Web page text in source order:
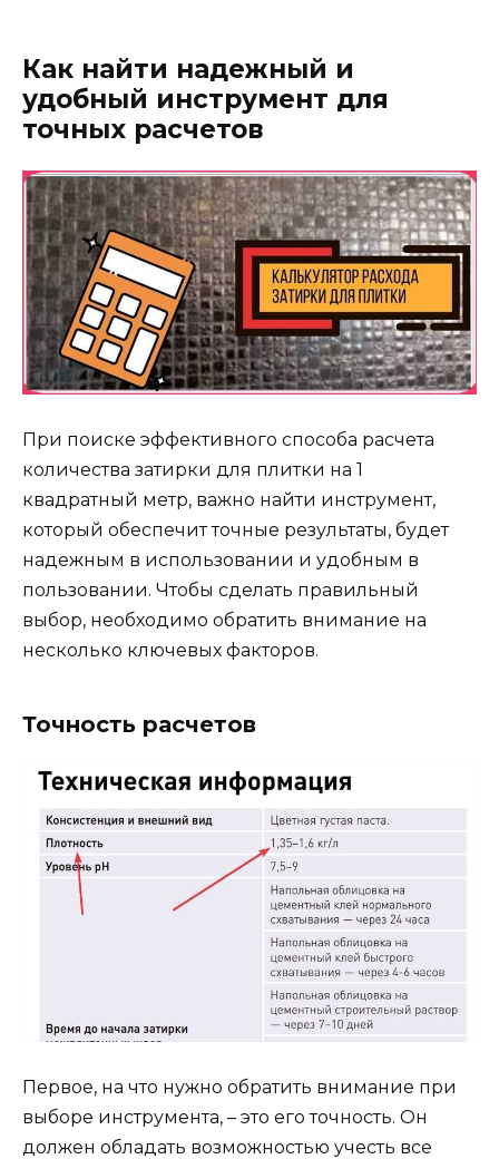
Как найти надежный и
удобный инструмент для
точных расчетов
При поиске эффективного способа расчета
количества затирки для плитки на 1
квадратный метр, важно найти инструмент,
который обеспечит точные результаты, будет
надежным в использовании и удобным в
пользовании. Чтобы сделать правильный
выбор, необходимо обратить внимание на
несколько ключевых факторов.
Точность расчетов
Первое, на что нужно обратить внимание при
выборе инструмента, – это его точность. Он
должен обладать возможностью учесть все